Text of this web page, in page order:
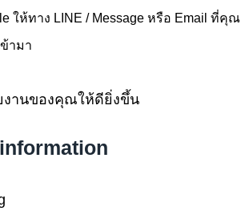
ให้ทาง LINE / Message หรือ Email ที่คุณ
ามา
านของคุณให้ดียิ่งขึ้น